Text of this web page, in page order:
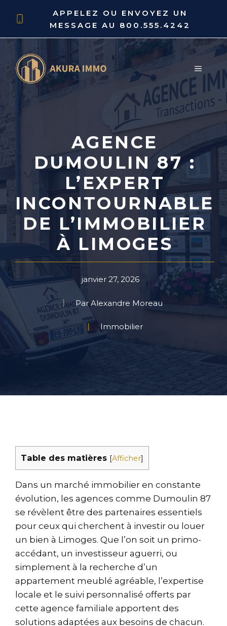
APPELEZ OU ENVOYEZ UN
MESSAGE AU 800.555.4242
MENU
AGENCE
DUMOULIN 87 :
L’EXPERT
INCONTOURNABLE
DE L’IMMOBILIER
À LIMOGES
janvier 27, 2026
Par Alexandre Moreau
Immobilier
Table des matières [Afficher]
Dans un marché immobilier en constante
évolution, les agences comme Dumoulin 87
se révèlent être des partenaires essentiels
pour ceux qui cherchent à investir ou louer
un bien à Limoges. Que l’on soit un primo-
accédant, un investisseur aguerri, ou
simplement à la recherche d’un
appartement meublé agréable, l’expertise
locale et le suivi personnalisé offerts par
cette agence familiale apportent des
solutions adaptées aux besoins de chacun.